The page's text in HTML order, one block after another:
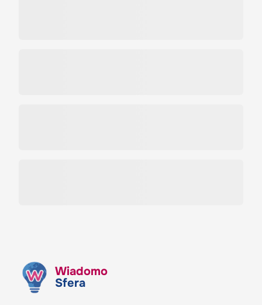
Wiadomo
Sfera